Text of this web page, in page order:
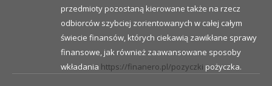
przedmioty pozostaną kierowane także na rzecz
odbiorców szybciej zorientowanych w całej całym
świecie finansów, których ciekawią zawikłane sprawy
finansowe, jak również zaawansowane sposoby
wkładania https://finanero.pl/pozyczki pożyczka.